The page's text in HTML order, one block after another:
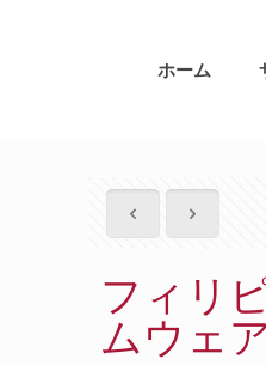
ホーム
フィリ
ムウェ